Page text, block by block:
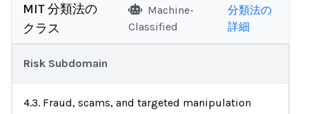
MIT 分類法の
クラス
Machine-
Classified
分類法の
詳細
Risk Subdomain
4.3. Fraud, scams, and targeted manipulation